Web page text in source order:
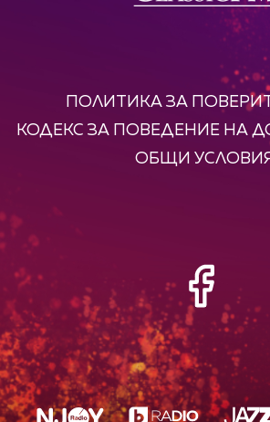
ПОЛИТИКА ЗА
КОДЕКС ЗА ПОВЕДЕНИЕ НА
ОБЩИ